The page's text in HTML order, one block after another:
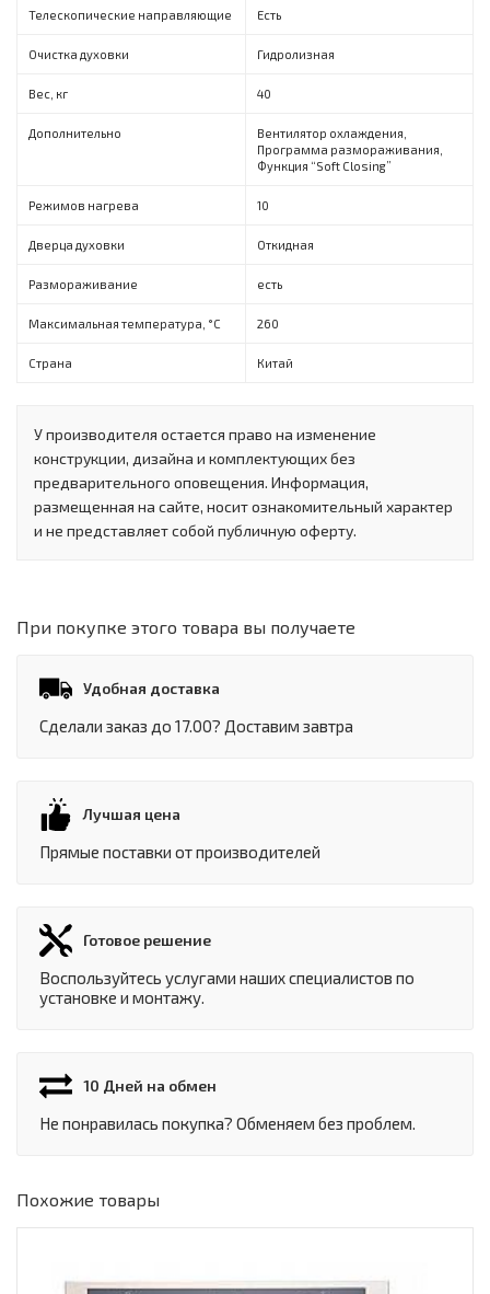
Телескопические направляющие Есть
Очистка духовки Гидролизная
Вес, кг 40
Дополнительно
Вентилятор охлаждения,
Программа размораживания,
Функция “Soft Closing”
Режимов нагрева 10
Дверца духовки Откидная
Размораживание есть
Максимальная температура, °C 260
Страна Китай
У производителя остается право на изменение
конструкции, дизайна и комплектующих без
предварительного оповещения. Информация,
размещенная на сайте, носит ознакомительный характер
и не представляет собой публичную оферту.
При покупке этого товара вы получаете
Удобная доставка
Сделали заказ до 17.00? Доставим завтра
Лучшая цена
Прямые поставки от производителей
Готовое решение
Воспользуйтесь услугами наших специалистов по
установке и монтажу.
10 Дней на обмен
Не понравилась покупка? Обменяем без проблем.
Похожие товары